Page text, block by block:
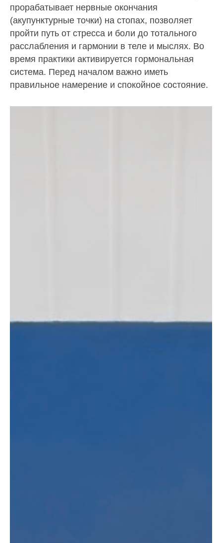
прорабатывает нервные окончания
(акупунктурные точки) на стопах, позволяет
пройти путь от стресса и боли до тотального
расслабления и гармонии в теле и мыслях. Во
время практики активируется гормональная
система. Перед началом важно иметь
правильное намерение и спокойное состояние.